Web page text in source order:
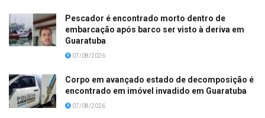
Pescador é encontrado morto dentro de
embarcação após barco ser visto à deriva em
Guaratuba
07/08/2026
Corpo em avançado estado de decomposição é
encontrado em imóvel invadido em Guaratuba
07/08/2026